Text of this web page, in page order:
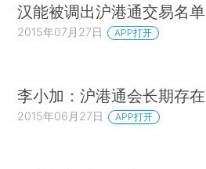
汉能被调出沪港通交易名单
2015年07月27日 APP打开
李小加：沪港通会长期存在
2015年06月27日 APP打开